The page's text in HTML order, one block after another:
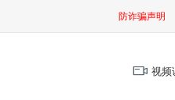
防诈骗声明
视频